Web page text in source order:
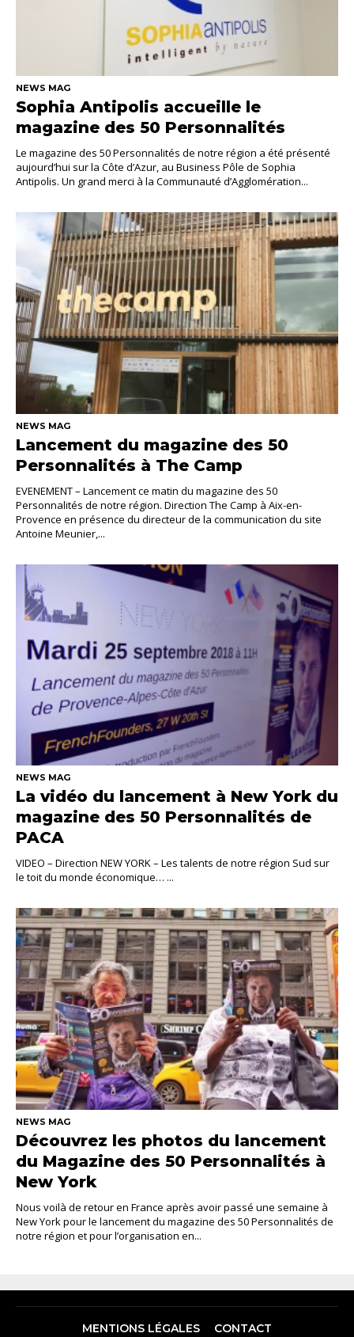
NEWS MAG
Sophia Antipolis accueille le
magazine des 50 Personnalités
Le magazine des 50 Personnalités de notre région a été présenté
aujourd’hui sur la Côte d’Azur, au Business Pôle de Sophia
Antipolis. Un grand merci à la Communauté d’Agglomération...
NEWS MAG
Lancement du magazine des 50
Personnalités à The Camp
EVENEMENT – Lancement ce matin du magazine des 50
Personnalités de notre région. Direction The Camp à Aix-en-
Provence en présence du directeur de la communication du site
Antoine Meunier,...
NEWS MAG
La vidéo du lancement à New York du
magazine des 50 Personnalités de
PACA
VIDEO – Direction NEW YORK – Les talents de notre région Sud sur
le toit du monde économique… ...
NEWS MAG
Découvrez les photos du lancement
du Magazine des 50 Personnalités à
New York
Nous voilà de retour en France après avoir passé une semaine à
New York pour le lancement du magazine des 50 Personnalités de
notre région et pour l’organisation en...
MENTIONS LÉGALES CONTACT